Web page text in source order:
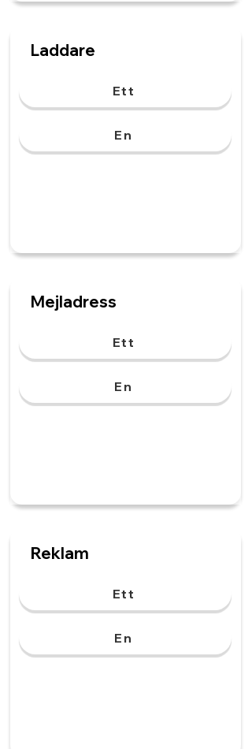
Laddare
Ett
En
Mejladress
Ett
En
Reklam
Ett
En